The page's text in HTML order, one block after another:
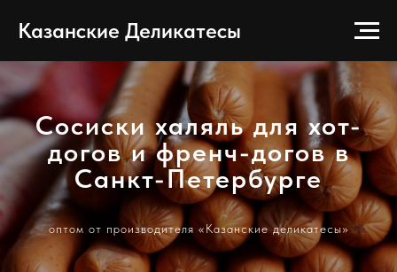
Казанские Деликатесы
Сосиски халяль для хот-
догов и френч-догов в
Санкт-Петербурге
оптом от производителя «Казанские деликатесы»